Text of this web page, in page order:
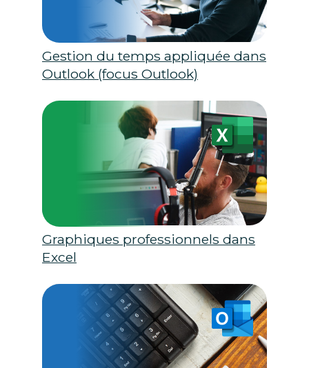
Gestion du temps appliquée dans
Outlook (focus Outlook)
Graphiques professionnels dans
Excel